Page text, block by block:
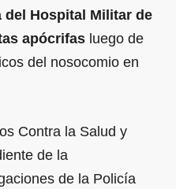
del Hospital Militar de
apócrifas luego de
del nosocomio en
Contra la Salud y
de la
de la Policía